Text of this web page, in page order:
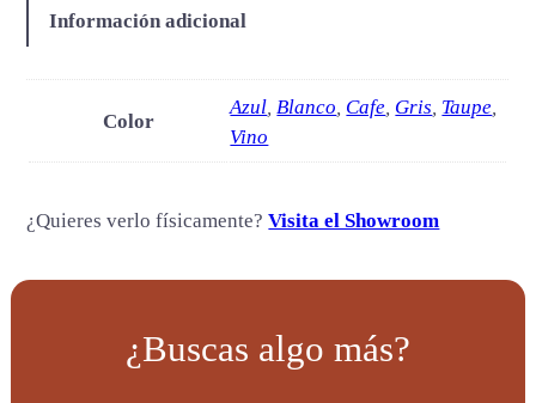
a
n
d
d
Información adicional
Color
Azul,Blanco, Cafe, Gris, Taupe,
Vino
¿Quieres verlo físicamente?Visita el Showroom
¿Buscas algo más?